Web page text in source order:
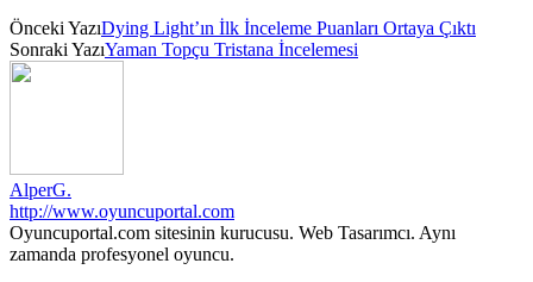
Önceki YazıDying Light’ın İlk İnceleme Puanları Ortaya Çıktı
Sonraki YazıYaman Topçu Tristana İncelemesi
AlperG.
http://www.oyuncuportal.com
Oyuncuportal.com sitesinin kurucusu. Web Tasarımcı. Aynı
zamanda profesyonel oyuncu.